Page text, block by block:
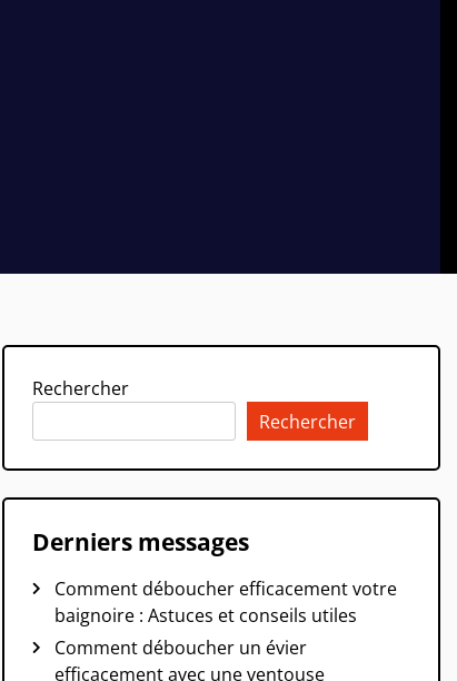
Rechercher
Rechercher
Derniers messages
Comment déboucher efficacement votre
baignoire : Astuces et conseils utiles
Comment déboucher un évier
efficacement avec une ventouse